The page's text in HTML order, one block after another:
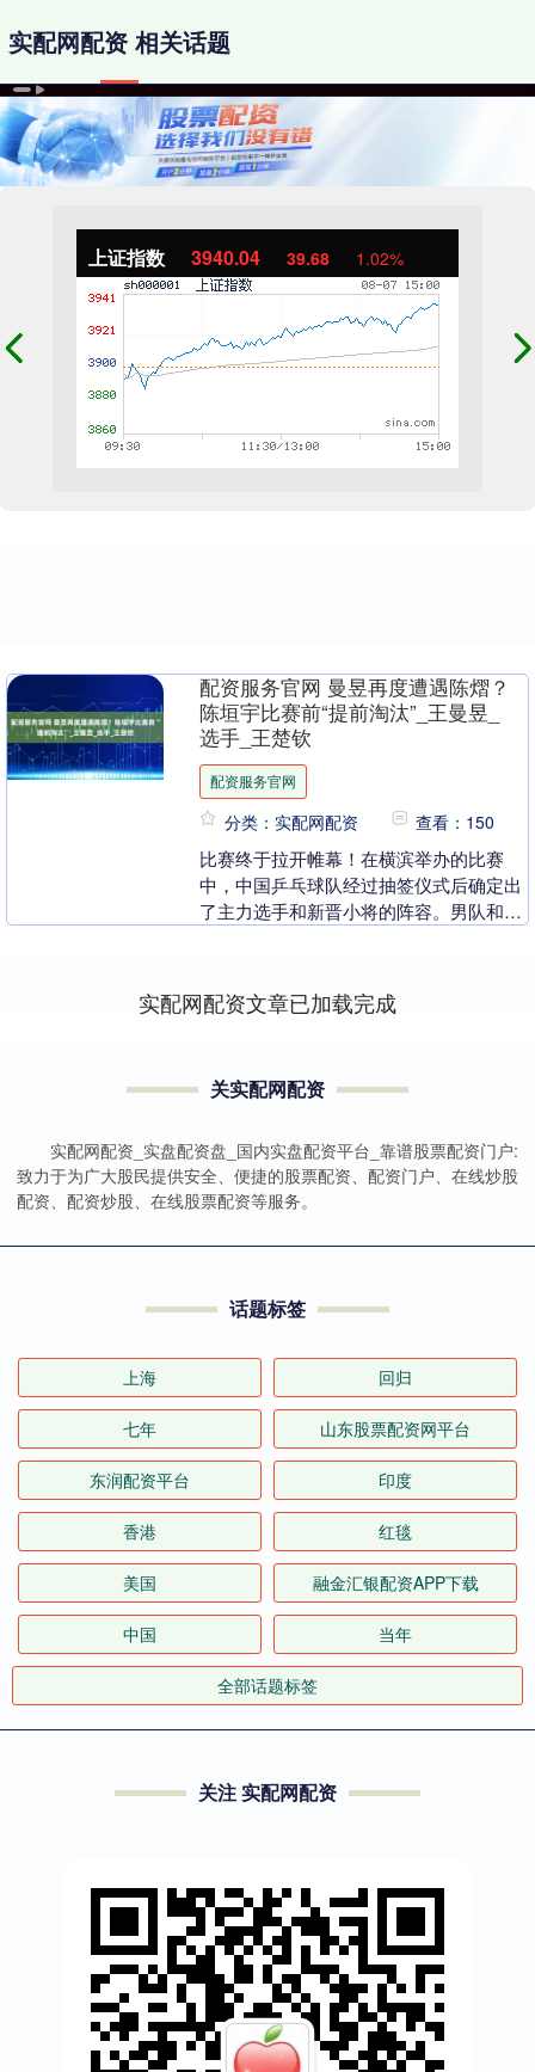
上证指数 3940.04 39.68 1.02%
实配网配资 相关话题
配资服务官网 曼昱再度遭遇陈熠？
陈垣宇比赛前“提前淘汰”_王曼昱_
选手_王楚钦
配资服务官网
分类：实配网配资 查看：150
比赛终于拉开帷幕！在横滨举办的比赛
中，中国乒乓球队经过抽签仪式后确定出
了主力选手和新晋小将的阵容。男队和女
实配网配资文章已加载完成
关实配网配资
实配网配资_实盘配资盘_国内实盘配资平台_靠谱股票配资门户:
致力于为广大股民提供安全、便捷的股票配资、配资门户、在线炒股
配资、配资炒股、在线股票配资等服务。
话题标签
上海 回归
七年 山东股票配资网平台
东润配资平台 印度
香港 红毯
美国 融金汇银配资APP下载
中国 当年
全部话题标签
关注 实配网配资